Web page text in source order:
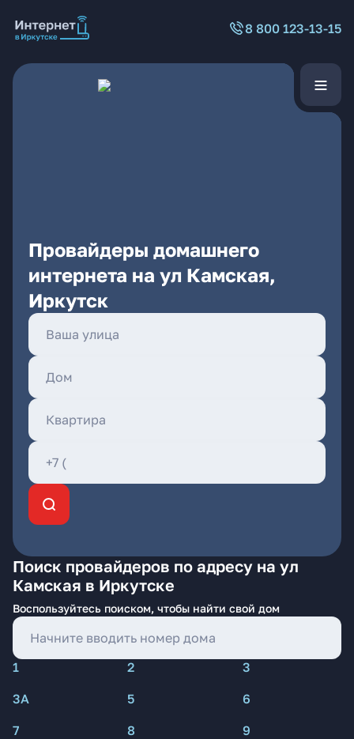
8 800 123-13-15
Провайдеры домашнего
интернета на ул Камская,
Иркутск
Поиск провайдеров по адресу на ул
Камская в Иркутске
Воспользуйтесь поиском, чтобы найти свой дом
1 2
3
3А
5
6
7
8
9